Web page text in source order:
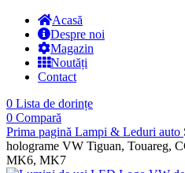
Acasă
Despre noi
Magazin
Noutăți
Contact
0 Lista de dorințe
0 Compară
Prima pagină Lampi & Leduri auto
holograme VW Tiguan, Touareg,
MK6, MK7